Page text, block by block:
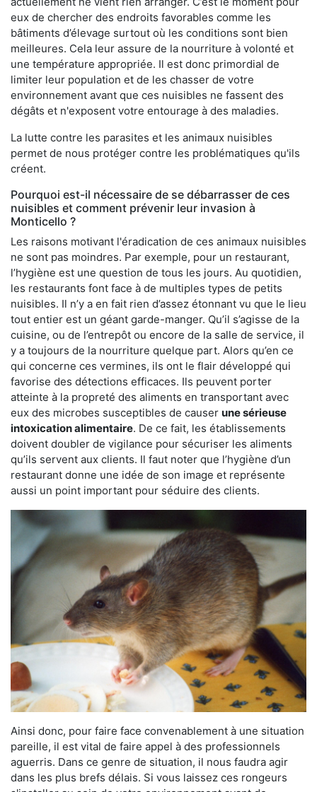
eux de chercher des endroits favorables comme les
bâtiments d’élevage surtout où les conditions sont bien
meilleures. Cela leur assure de la nourriture à volonté et
une température appropriée. Il est donc primordial de
limiter leur population et de les chasser de votre
environnement avant que ces nuisibles ne fassent des
dégâts et n'exposent votre entourage à des maladies.
La lutte contre les parasites et les animaux nuisibles
permet de nous protéger contre les problématiques qu'ils
créent.
Pourquoi est-il nécessaire de se débarrasser de ces
nuisibles et comment prévenir leur invasion à
Monticello ?
Les raisons motivant l'éradication de ces animaux nuisibles
ne sont pas moindres. Par exemple, pour un restaurant,
l’hygiène est une question de tous les jours. Au quotidien,
les restaurants font face à de multiples types de petits
nuisibles. Il n’y a en fait rien d’assez étonnant vu que le lieu
tout entier est un géant garde-manger. Qu’il s’agisse de la
cuisine, ou de l’entrepôt ou encore de la salle de service, il
y a toujours de la nourriture quelque part. Alors qu’en ce
qui concerne ces vermines, ils ont le flair développé qui
favorise des détections efficaces. Ils peuvent porter
atteinte à la propreté des aliments en transportant avec
eux des microbes susceptibles de causer une sérieuse
intoxication alimentaire. De ce fait, les établissements
doivent doubler de vigilance pour sécuriser les aliments
qu’ils servent aux clients. Il faut noter que l’hygiène d’un
restaurant donne une idée de son image et représente
aussi un point important pour séduire des clients.
Ainsi donc, pour faire face convenablement à une situation
pareille, il est vital de faire appel à des professionnels
aguerris. Dans ce genre de situation, il nous faudra agir
dans les plus brefs délais. Si vous laissez ces rongeurs